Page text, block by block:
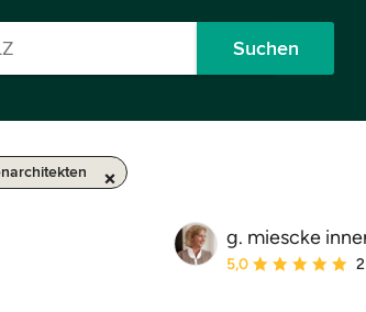
Suchen
g. miescke
Durchschnittliche
5,0